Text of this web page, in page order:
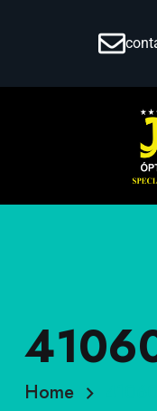
Home